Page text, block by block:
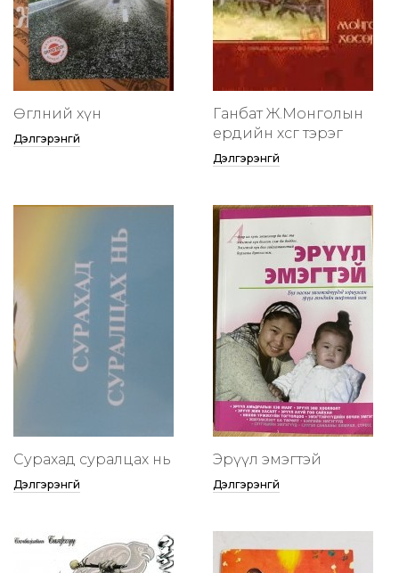
Өглөөний хүн
Дэлгэрэнгүй
Ганбат Ж.Монголын
ердийн хөсөг тэрэг
Дэлгэрэнгүй
Сурахад суралцах нь
Дэлгэрэнгүй
Эрүүл эмэгтэй
Дэлгэрэнгүй